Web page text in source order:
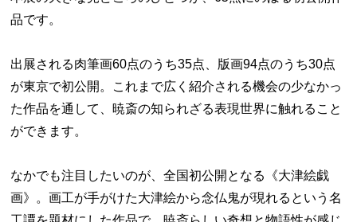
品です。
出展される肉筆画60点のうち35点、版画94点のうち30点
が東京で初公開。これまで広く紹介される機会の少なかっ
た作品を通して、暁斎の知られざる表現世界に触れること
ができます。
なかでも注目したいのが、全国初公開となる《大津絵戯
画》。画工が手がけた大津絵から念仏鬼が現れるという名